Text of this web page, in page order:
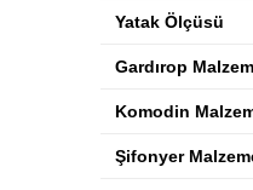
Yatak Ölçüsü
Gardırop
Komodin
Şifonyer